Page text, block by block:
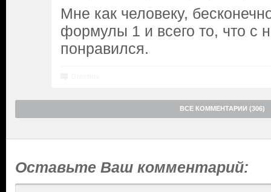
Мне как человеку,
формулы 1 и всего то, что с
понравился.
ВСЕ КОММЕНТАРИИ (306)
Оставьте Ваш комментарий: